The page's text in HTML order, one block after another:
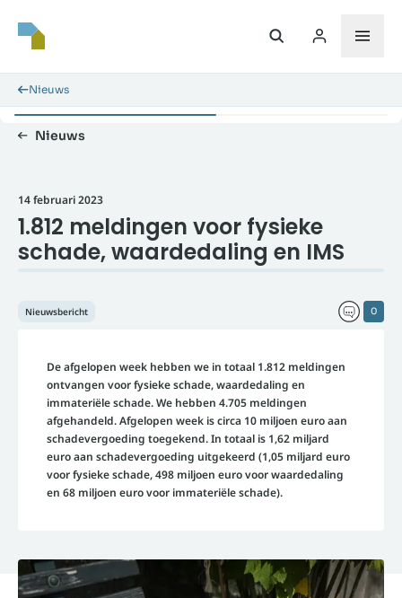
Nieuws
Nieuws
14 februari 2023
1.812 meldingen voor fysieke
schade, waardedaling en IMS
0
Nieuwsbericht
De afgelopen week hebben we in totaal 1.812 meldingen
ontvangen voor fysieke schade, waardedaling en
immateriële schade. We hebben 4.705 meldingen
afgehandeld. Afgelopen week is circa 10 miljoen euro aan
schadevergoeding toegekend. In totaal is 1,62 miljard
euro aan schadevergoeding uitgekeerd (1,05 miljard euro
voor fysieke schade, 498 miljoen euro voor waardedaling
en 68 miljoen euro voor immateriële schade).